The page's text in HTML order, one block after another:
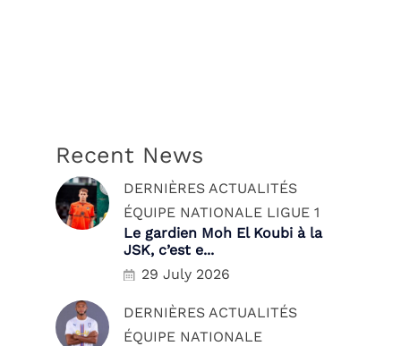
Recent News
DERNIÈRES ACTUALITÉS
ÉQUIPE NATIONALE LIGUE 1
Le gardien Moh El Koubi à la
JSK, c’est e...
29 July 2026
DERNIÈRES ACTUALITÉS
ÉQUIPE NATIONALE